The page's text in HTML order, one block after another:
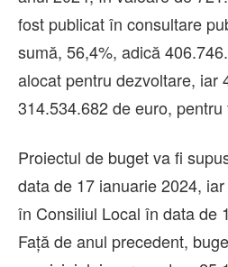
fost publicat în consultare
sumă, 56,4%, adică
alocat pentru dezvoltare, iar
314.534.682 de euro, pentru
Proiectul de buget va fi
data de 17 ianuarie 2024,
în Consiliul Local în data de
Față de anul precedent,